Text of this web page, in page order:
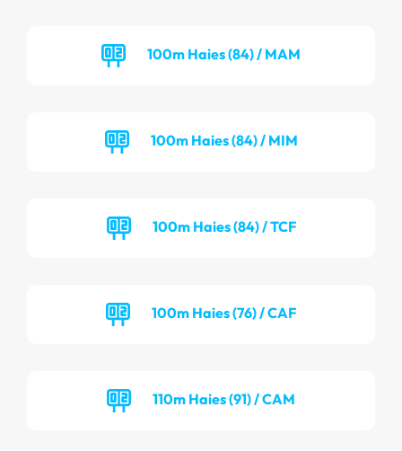
100m Haies (84) / MAM
100m Haies (84) / MIM
100m Haies (84) / TCF
100m Haies (76) / CAF
110m Haies (91) / CAM